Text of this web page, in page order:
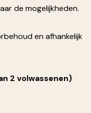
de mogelijkheden.
en afhankelijk
2 volwassenen)